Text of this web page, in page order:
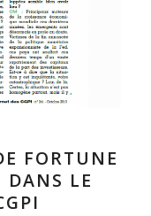
FORTUNE
LE